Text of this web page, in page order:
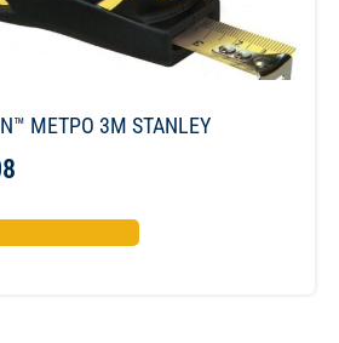
ΜΕΤΡΟ 3Μ STANLEY